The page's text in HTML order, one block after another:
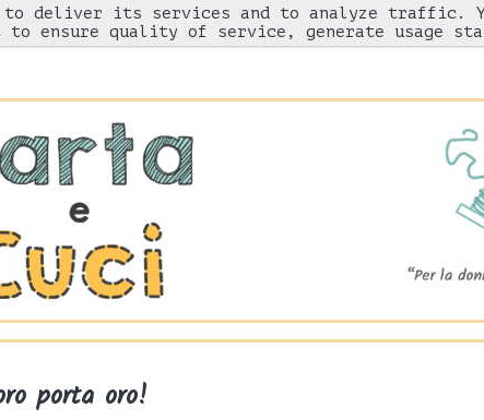
HOME Chi sono "Come l'ho fatto"
porta oro!
to deliver its services and to analyze traffic.
to ensure quality of service, generate usage